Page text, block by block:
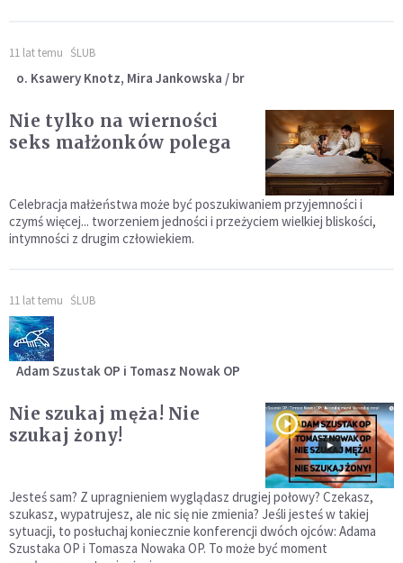
11 lat temu ŚLUB
o. Ksawery Knotz, Mira Jankowska / br
Nie tylko na wierności
seks małżonków polega
Celebracja małżeństwa może być poszukiwaniem przyjemności i
czymś więcej... tworzeniem jedności i przeżyciem wielkiej bliskości,
intymności z drugim człowiekiem.
11 lat temu ŚLUB
Adam Szustak OP i Tomasz Nowak OP
Nie szukaj męża! Nie
szukaj żony!
Jesteś sam? Z upragnieniem wyglądasz drugiej połowy? Czekasz,
szukasz, wypatrujesz, ale nic się nie zmienia? Jeśli jesteś w takiej
sytuacji, to posłuchaj koniecznie konferencji dwóch ojców: Adama
Szustaka OP i Tomasza Nowaka OP. To może być moment